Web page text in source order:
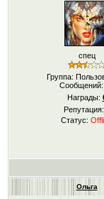
спец
Группа:
Сообщений:
Награды:
Репутация:
Статус:
Ольга